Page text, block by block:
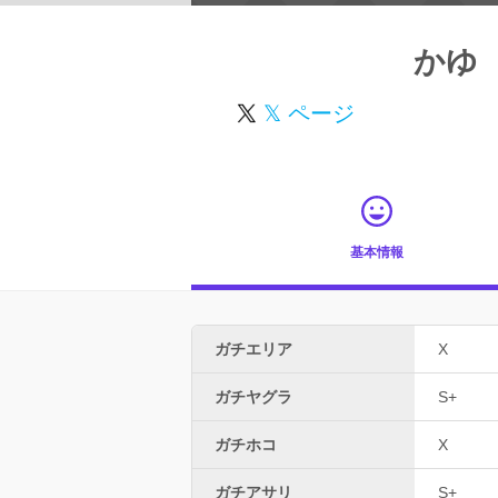
かゆ
𝕏 ページ
基本情報
ガチエリア X
ガチヤグラ S+
ガチホコ X
ガチアサリ S+